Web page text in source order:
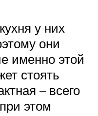
у них
они
именно этой
стоять
– всего
этом